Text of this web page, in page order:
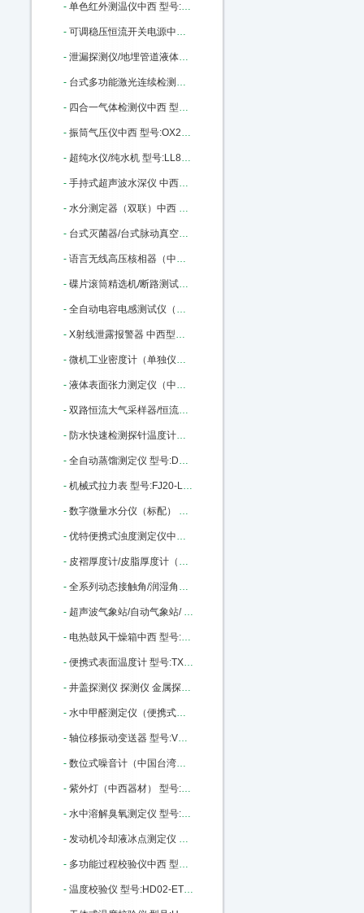
- 单色红外测温仪中西 型号:SJ69-3025库号：M405943
- 可调稳压恒流开关电源中西 型号:GY22-YK-AD1220库号：M405945
- 泄漏探测仪/地埋管道液体和气体泄漏检测仪中西 型号:XLT-17库号：M284106
- 台式多功能激光连续检测粉尘仪中西 型号:PC03-80M/PC-3A库号：M391381
- 四合一气体检测仪中西 型号:MC2-XWHM-Y-CN 库号：M10847
- 振筒气压仪中西 型号:OX22-XDY01库号：M12448
- 超纯水仪/纯水机 型号:LL88-DBW-UP-120库号：M22760
- 手持式超声波水深仪 中西优势 50米 型号:CQ01-D130库号：M43497
- 水分测定器（双联）中西 型号:SY2-DSY-013A 库号：M161799
- 台式灭菌器/台式脉动真空蒸汽灭菌 中西 型号:QY02-TMQ-240B/A库号：M175973
- 语言无线高压核相器（中西） 型号:TAG6000库号：M355159
- 碟片滚筒精选机/断路测试仪/（中西） 型号:TD7001库号：M375970
- 全自动电容电感测试仪（中西） 型号:GSDR-III库号：M379800
- X射线泄露报警器 中西型号:FL17-RAD-60库号：M405917
- 微机工业密度计（单独仪表） 型号:TC69-FBM-2398库号：M163663
- 液体表面张力测定仪（中西） 型号:PX56-BZ-2库号：M238040
- 双路恒流大气采样器/恒流采样器（中西） 型号:SC-3000库号：M357855
- 防水快速检测探针温度计中西 型号:DS75/MN11063库号：M391360
- 全自动蒸馏测定仪 型号:DY91/107D库号：M400053
- 机械式拉力表 型号:FJ20-LLB-200KN库号：M17748
- 数字微量水分仪（标配） 中西 型号:CY02-USI-1AB库号：M307456
- 优特便携式浊度测定仪中西 型号:Eutech TN100库号：M355510
- 皮褶厚度计/皮脂厚度计（量程60mm）中西 型号:M380980库号：M380980
- 全系列动态接触角/润湿角测量仪中西 型号:SZ10-JC2000C库号：M396355
- 超声波气象站/自动气象站/ 型号:XP1-PH库号：M399159
- 电热鼓风干燥箱中西 型号:DGF3006B库号：M405910
- 便携式表面温度计 型号:TX2-LT-02库号：M405913
- 井盖探测仪 探测仪 金属探测仪中西 型号:WD06-RD312库号：M2506
- 水中甲醛测定仪（便携式）/便携式水中甲醛测定仪/甲醛测定仪（便携式台式可选）（中西器材） 型号:CH10/P-308库号：M216448
- 轴位移振动变送器 型号:VX66-TR2001-01-01-01-01库号：M99649
- 数位式噪音计（中国台湾） 型号:GD27/TES-1350A库号：M280634
- 紫外灯（中西器材） 型号:MG69/ZWD-15库号：M401250
- 水中溶解臭氧测定仪 型号:ND06-DOZ-7600库号：M103630
- 发动机冷却液冰点测定仪 型号:XH42-XH-138B库号：M22354
- 多功能过程校验仪中西 型号:HD02-ETX-2025 库号：M22453
- 温度校验仪 型号:HD02-ETX-1810库号：M22448